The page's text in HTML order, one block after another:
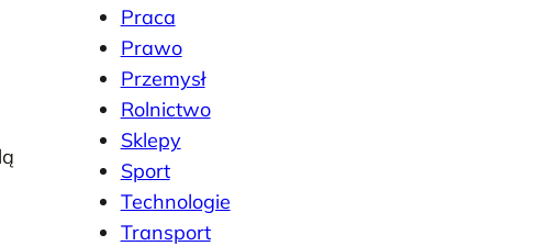
Praca
Prawo
Przemysł
Rolnictwo
Sklepy
Sport
Technologie
Transport